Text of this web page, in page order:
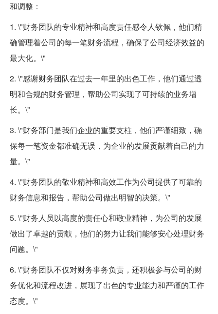
和调整：
1. \"财务团队的专业精神和高度责任感令人钦佩，他们精
确管理着公司的每一笔财务流程，确保了公司经济效益的
最大化。\"
2. \"感谢财务团队在过去一年里的出色工作，他们通过透
明和合规的财务管理，帮助公司实现了可持续的业务增
长。\"
3. \"财务部门是我们企业的重要支柱，他们严谨细致，确
保每一笔资金都准确无误，为企业的发展贡献着自己的力
量。\"
4. \"财务团队的敬业精神和高效工作为公司提供了可靠的
财务信息和报告，帮助公司做出明智的决策。\"
5. \"财务人员以高度的责任心和敬业精神，为公司的发展
做出了卓越的贡献，他们的努力让我们能够安心处理财务
问题。\"
6. \"财务团队不仅对财务事务负责，还积极参与公司的财
务优化和流程改进，展现了出色的专业能力和严谨的工作
态度。\"